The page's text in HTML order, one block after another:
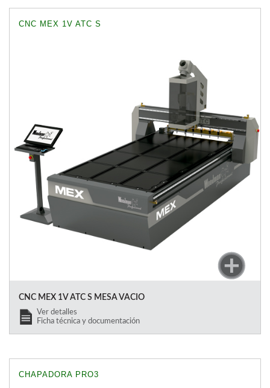
CNC MEX 1V ATC S
CNC MEX 1V ATC S MESA VACIO
Ver detalles
Ficha técnica y documentación
CHAPADORA PRO3